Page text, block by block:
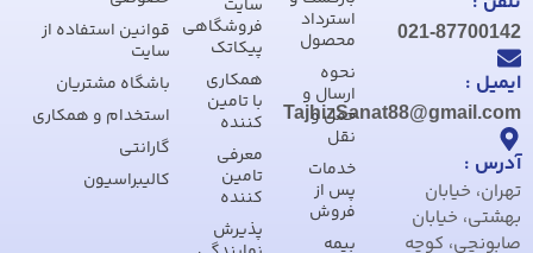
021-87700142
ایمیل :
TajhizSanat88@gmail.com
آدرس :
تهران، خیابان
بهشتی، خیابان
صابونچی، کوچه
استرداد
محصول
نحوه
ارسال و
حمل و
نقل
خدمات
پس از
فروش
بیمه
سایت
فروشگاهی
پیکاتک
همکاری
با تامین
کننده
معرفی
تامین
کننده
پذیرش
قوانین استفاده از
سایت
باشگاه مشتریان
استخدام و همکاری
گارانتی
کالیبراسیون